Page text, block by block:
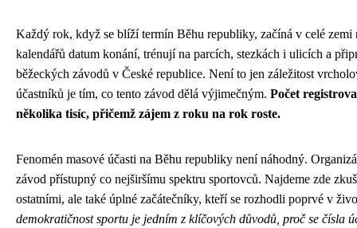
Každý rok, když se blíží termín Běhu republiky, začíná v celé
kalendářů datum konání, trénují na parcích, stezkách i ulicích a
běžeckých závodů v České republice. Není to jen záležitost
účastníků je tím, co tento závod dělá výjimečným. Počet
několika tisíc, přičemž zájem z roku na rok roste.
Fenomén masové účasti na Běhu republiky není náhodný.
závod přístupný co nejširšímu spektru sportovců. Najdeme zde
ostatními, ale také úplné začátečníky, kteří se rozhodli poprvé v
demokratičnost sportu je jedním z klíčových důvodů, proč se čísla